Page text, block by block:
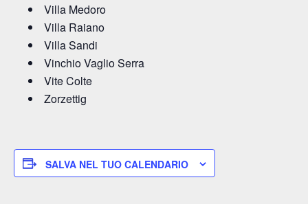
Villa Medoro
Villa Raiano
Villa Sandi
Vinchio Vaglio Serra
Vite Colte
Zorzettig
SALVA NEL TUO CALENDARIO